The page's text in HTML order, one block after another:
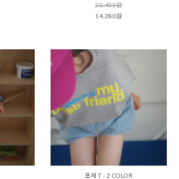
20,400원
14,280원
포레 T - 2 COLOR